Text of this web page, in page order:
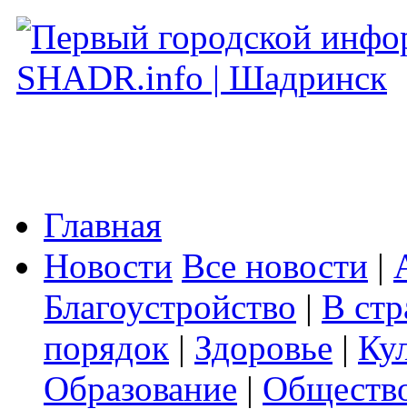
Главная
Новости Все новости |
Благоустройство | В
порядок | Здоровье |
Образование |